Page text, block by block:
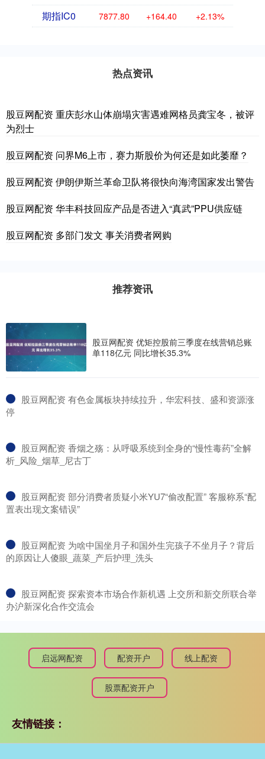
期指IC0 7877.80 +164.40 +2.13%
热点资讯
股豆网配资 重庆彭水山体崩塌灾害遇难网格员龚宝冬，被评
为烈士
股豆网配资 问界M6上市，赛力斯股价为何还是如此萎靡？
股豆网配资 伊朗伊斯兰革命卫队将很快向海湾国家发出警告
股豆网配资 华丰科技回应产品是否进入“真武”PPU供应链
股豆网配资 多部门发文 事关消费者网购
推荐资讯
股豆网配资 优矩控股前三季度在线营销总账
单118亿元 同比增长35.3%
​股豆网配资 有色金属板块持续拉升，华宏科技、盛和资源涨
停
​股豆网配资 香烟之殇：从呼吸系统到全身的“慢性毒药”全解
析_风险_烟草_尼古丁
​股豆网配资 部分消费者质疑小米YU7“偷改配置” 客服称系“配
置表出现文案错误”
​股豆网配资 为啥中国坐月子和国外生完孩子不坐月子？背后
的原因让人傻眼_蔬菜_产后护理_洗头
​股豆网配资 探索资本市场合作新机遇 上交所和新交所联合举
办沪新深化合作交流会
启远网配资 配资开户 线上配资
股票配资开户
友情链接：